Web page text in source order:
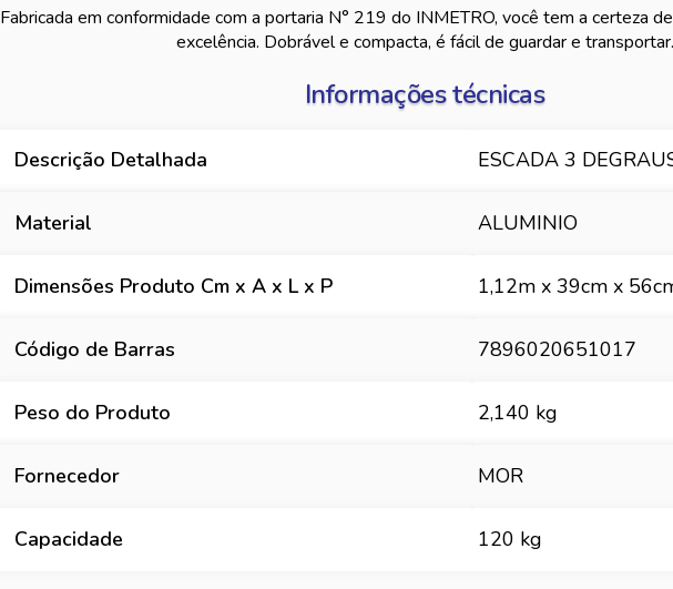
Fabricada em conformidade com a portaria N° 219 do INMETRO, você tem a certeza
excelência. Dobrável e compacta, é fácil de guardar e transportar.
Informações técnicas
Descrição Detalhada ESCADA 3
Material ALUMINIO
Dimensões Produto Cm x A x L x P 1,12m x 39cm x
Código de Barras 7896020651017
Peso do Produto 2,140 kg
Fornecedor MOR
Capacidade 120 kg